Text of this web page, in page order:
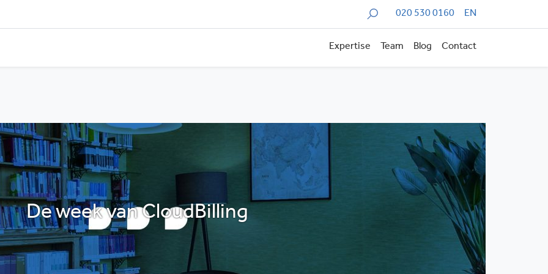
Zoeken 020 530 0160 EN
Expertise Team Blog Contact
De week van CloudBilling